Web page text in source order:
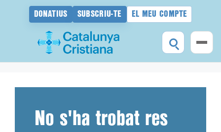
DONATIUS SUBSCRIU-TE EL MEU COMPTE
No s'ha trobat res